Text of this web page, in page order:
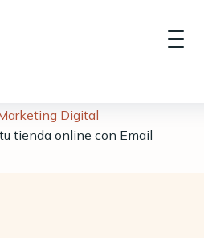
Digital
tienda online con Email